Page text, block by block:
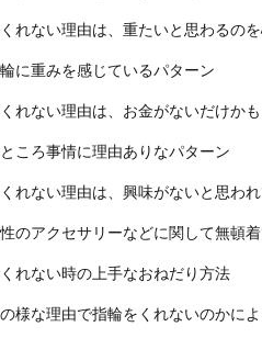
小指に指輪をつける
は、さり気ないけ...
指輪の外し方！
どうにかして指輪を
れない理由は、重たいと思わるの
に重みを感じているパターン
れない理由は、お金がないだけかも
ころ事情に理由ありなパターン
れない理由は、興味がないと思わ
のアクセサリーなどに関して無頓
れない時の上手なおねだり方法
様な理由で指輪をくれないのかに